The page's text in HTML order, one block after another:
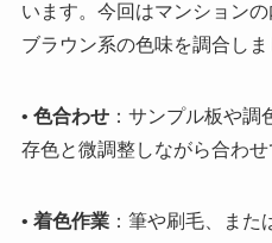
います。今回はマンション
ブラウン系の色味を調合しま
• 色合わせ：サンプル板や調
存色と微調整しながら合わせ
• 着色作業：筆や刷毛、また